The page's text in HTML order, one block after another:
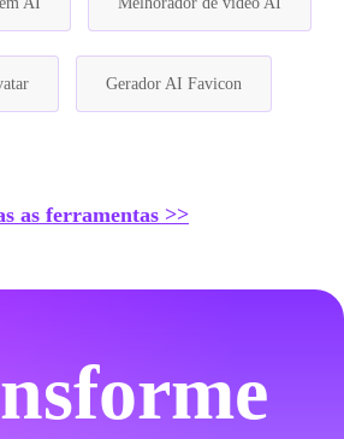
Gerador AI Favicon
as ferramentas >>